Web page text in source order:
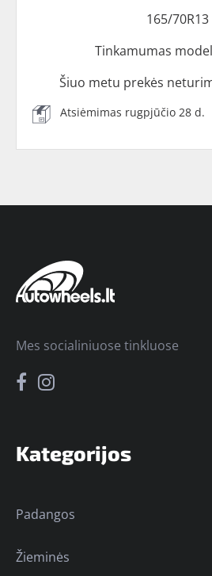
165/70R13
Tinkamumas
Šiuo metu prekės
Atsiėmimas rugpjūčio 28 d.
Kategorijos
Padangos
Žieminės
Mes socialiniuose tinkluose